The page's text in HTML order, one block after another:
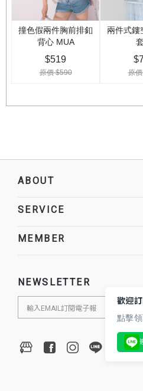
ABOUT
SERVICE
MEMBER
NEWSLETTER
歡迎
點擊